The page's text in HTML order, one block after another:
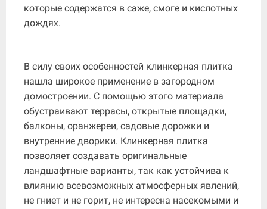
которые содержатся в саже, смоге и кислотных
дождях.
В силу своих особенностей клинкерная плитка
нашла широкое применение в загородном
домостроении. С помощью этого материала
обустраивают террасы, открытые площадки,
балконы, оранжереи, садовые дорожки и
внутренние дворики. Клинкерная плитка
позволяет создавать оригинальные
ландшафтные варианты, так как устойчива к
влиянию всевозможных атмосферных явлений,
не гниет и не горит, не интересна насекомыми и